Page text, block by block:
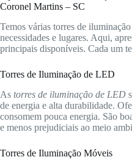
Coronel Martins – SC
Temos várias torres de
necessidades e lugares. Aqui,
principais disponíveis. Cada um
Torres de Iluminação de LED
As torres de iluminação de LED
de energia e alta durabilidade.
consomem pouca energia. São
e menos prejudiciais ao meio
Torres de Iluminação Móveis